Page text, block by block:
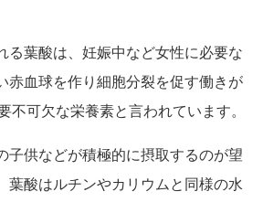
る葉酸は、妊娠中など女性に必要な
赤血球を作り細胞分裂を促す働きが
不可欠な栄養素と言われています。
子供などが積極的に摂取するのが望
葉酸はルチンやカリウムと同様の水